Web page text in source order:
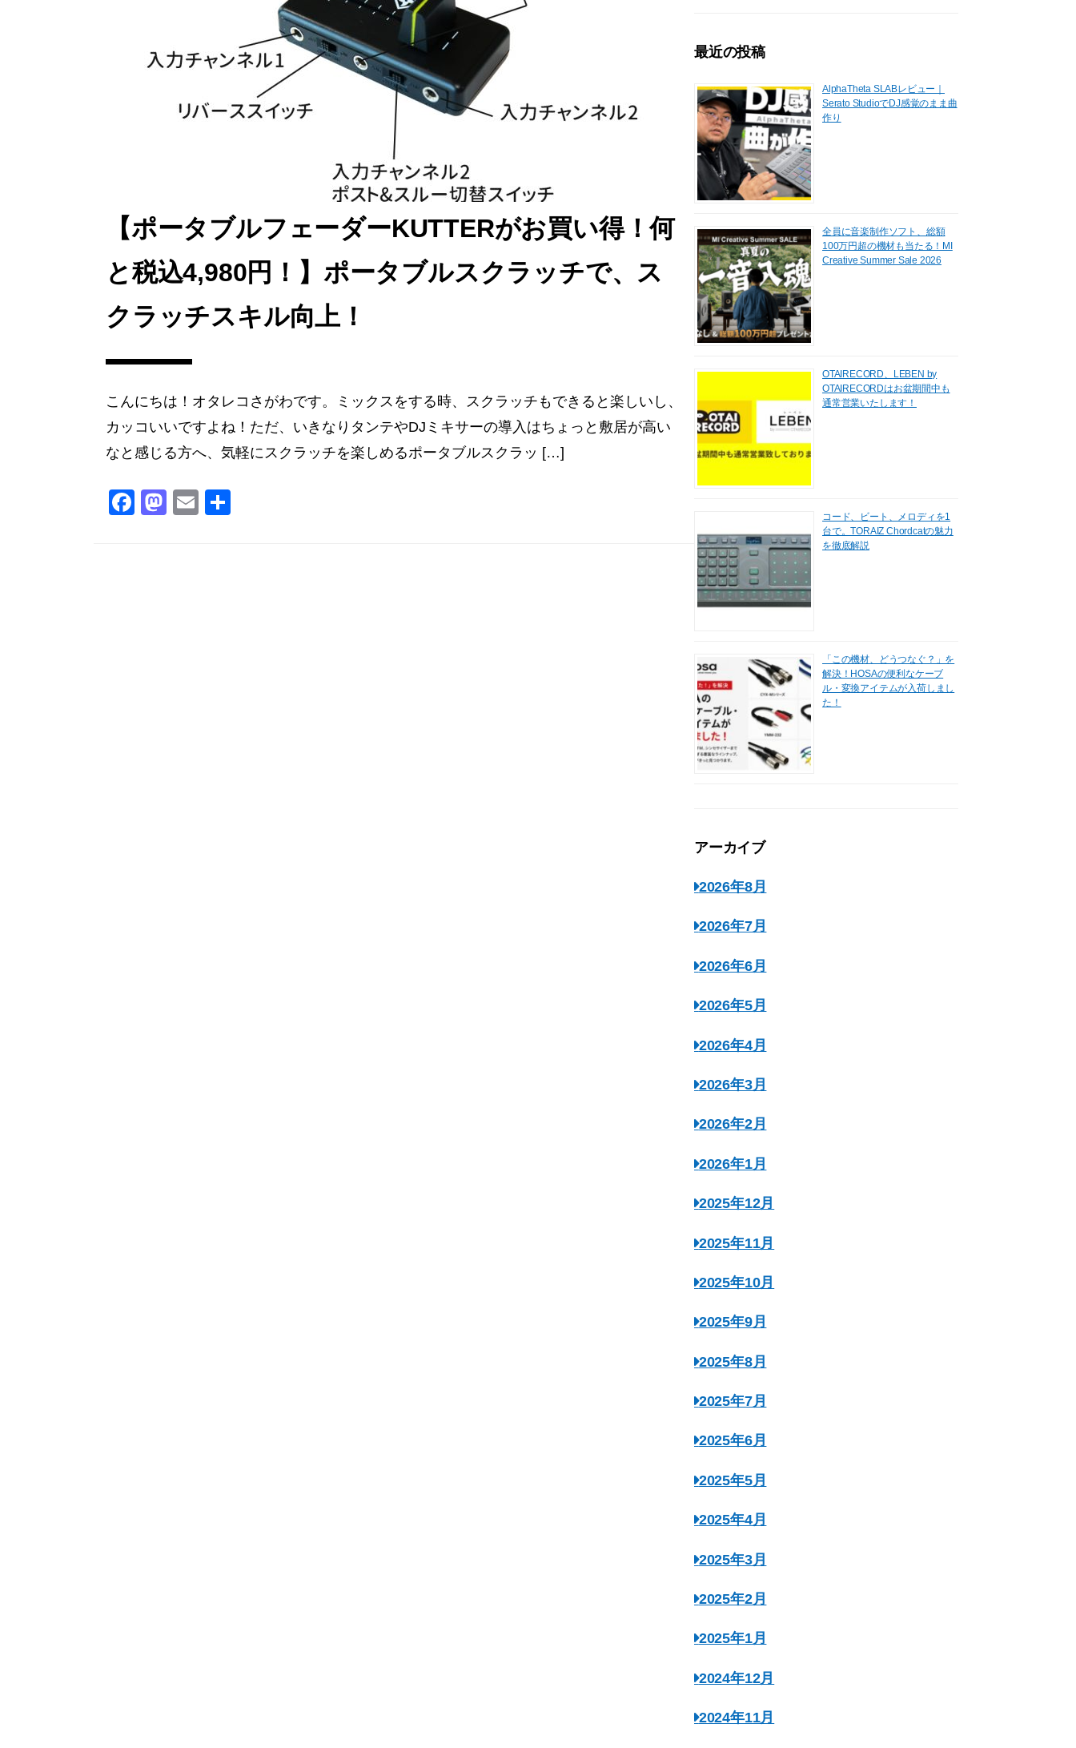
【ポータブルフェーダーKUTTERがお買い得！何
と税込4,980円！】ポータブルスクラッチで、ス
クラッチスキル向上！
こんにちは！オタレコさがわです。ミックスをする時、スクラッチもできると楽しいし、
カッコいいですよね！ただ、いきなりタンテやDJミキサーの導入はちょっと敷居が高い
なと感じる方へ、気軽にスクラッチを楽しめるポータブルスクラッ […]
F M E
最近の投稿
AlphaTheta SLABレビュー｜
Serato StudioでDJ感覚のまま曲
作り
全員に音楽制作ソフト、総額
100万円超の機材も当たる！MI
Creative Summer Sale 2026
OTAIRECORD、LEBEN by
OTAIRECORDはお盆期間中も
通常営業いたします！
コード、ビート、メロディを1
台で。TORAIZ Chordcatの魅力
を徹底解説
「この機材、どうつなぐ？」を
解決！HOSAの便利なケーブ
ル・変換アイテムが入荷しまし
た！
アーカイブ
2026年8月
2026年7月
2026年6月
2026年5月
2026年4月
2026年3月
2026年2月
2026年1月
2025年12月
2025年11月
2025年10月
2025年9月
2025年8月
2025年7月
2025年6月
2025年5月
2025年4月
2025年3月
2025年2月
2025年1月
2024年12月
2024年11月